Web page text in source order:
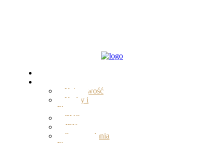
Księgowość
Kadry i
Płace
ZUS
JPK
Sprawozdania